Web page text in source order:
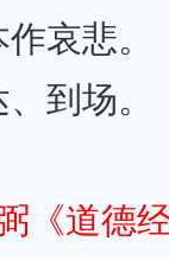
哀悲。
到场。
《道德